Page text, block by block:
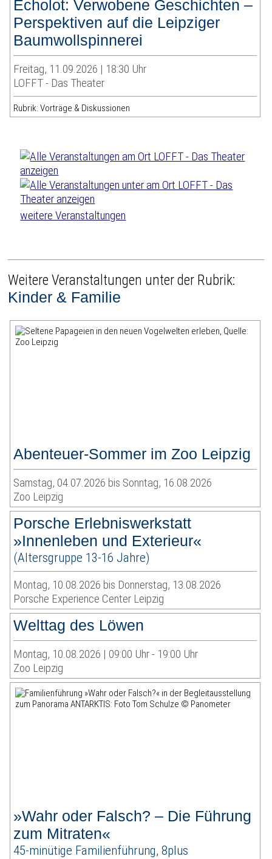
Echolot: Verwobene Geschichten –
Perspektiven auf die Leipziger
Baumwollspinnerei
Freitag, 11.09.2026 | 18:30 Uhr
LOFFT - Das Theater
Rubrik: Vorträge & Diskussionen
weitere Veranstaltungen
Weitere Veranstaltungen unter der Rubrik:
Kinder & Familie
Abenteuer-Sommer im Zoo Leipzig
Samstag, 04.07.2026 bis Sonntag, 16.08.2026
Zoo Leipzig
Porsche Erlebniswerkstatt
»Innenleben und Exterieur«
(Altersgruppe 13-16 Jahre)
Montag, 10.08.2026 bis Donnerstag, 13.08.2026
Porsche Experience Center Leipzig
Welttag des Löwen
Montag, 10.08.2026 | 09:00 Uhr - 19:00 Uhr
Zoo Leipzig
»Wahr oder Falsch? – Die Führung
zum Mitraten«
45-minütige Familienführung, 8plus